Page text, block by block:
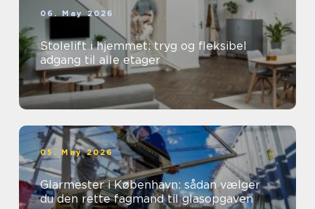
06. May 2026
Stolelift i hjemmet: tryg og fleksibel
adgang til alle etager
05. May 2026
Glarmester i København: sådan vælger
du den rette fagmand til glasopgaven